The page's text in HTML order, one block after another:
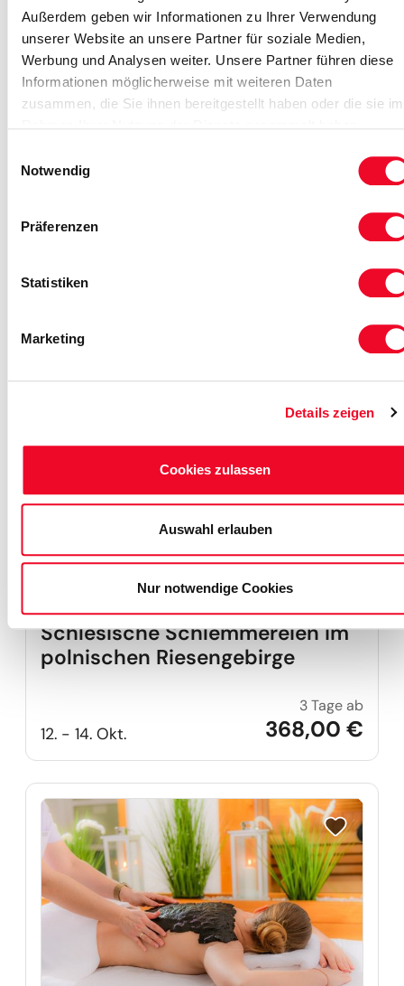
Außerdem geben wir Informationen zu Ihrer Verwendung
unserer Website an unsere Partner für soziale Medien,
Werbung und Analysen weiter. Unsere Partner führen diese
Informationen möglicherweise mit weiteren Daten
zusammen, die Sie ihnen bereitgestellt haben oder die sie im
Notwendig
Präferenzen
Statistiken
Marketing
Details zeigen
Cookies zulassen
Auswahl erlauben
Nur notwendige Cookies
Swinemünde Anreise Freitag
erwartet Sie!
11 Tage ab
1.209,00 €
Reise auf
Schlesische Schlemmereien im
polnischen Riesengebirge
12. - 14. Okt.
3 Tage ab
368,00 €
Reise auf